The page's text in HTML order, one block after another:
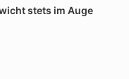
stets im Auge